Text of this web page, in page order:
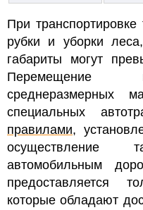
При
рубки и уборки
габариты могут
Перемещение
среднеразмерных
специальных
правилами,
осуществление
автомобильным
предоставляется
которые обладают